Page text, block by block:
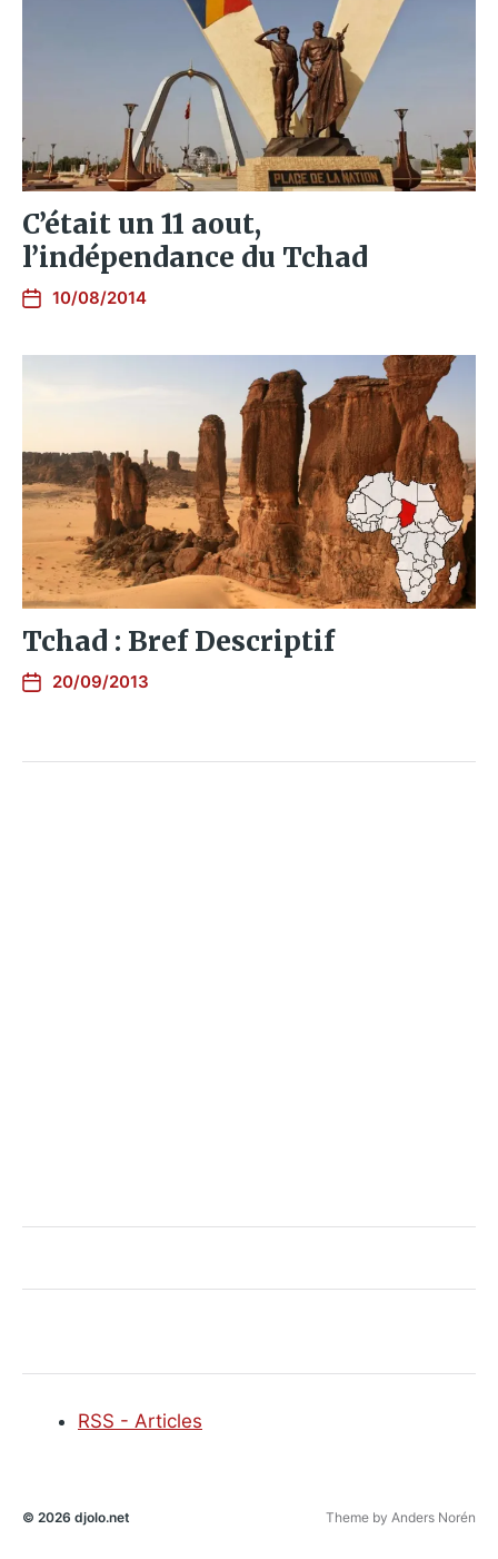
C’était un 11 aout,
l’indépendance du Tchad
10/08/2014
Tchad : Bref Descriptif
20/09/2013
RSS - Articles
© 2026 djolo.net Theme by Anders Norén